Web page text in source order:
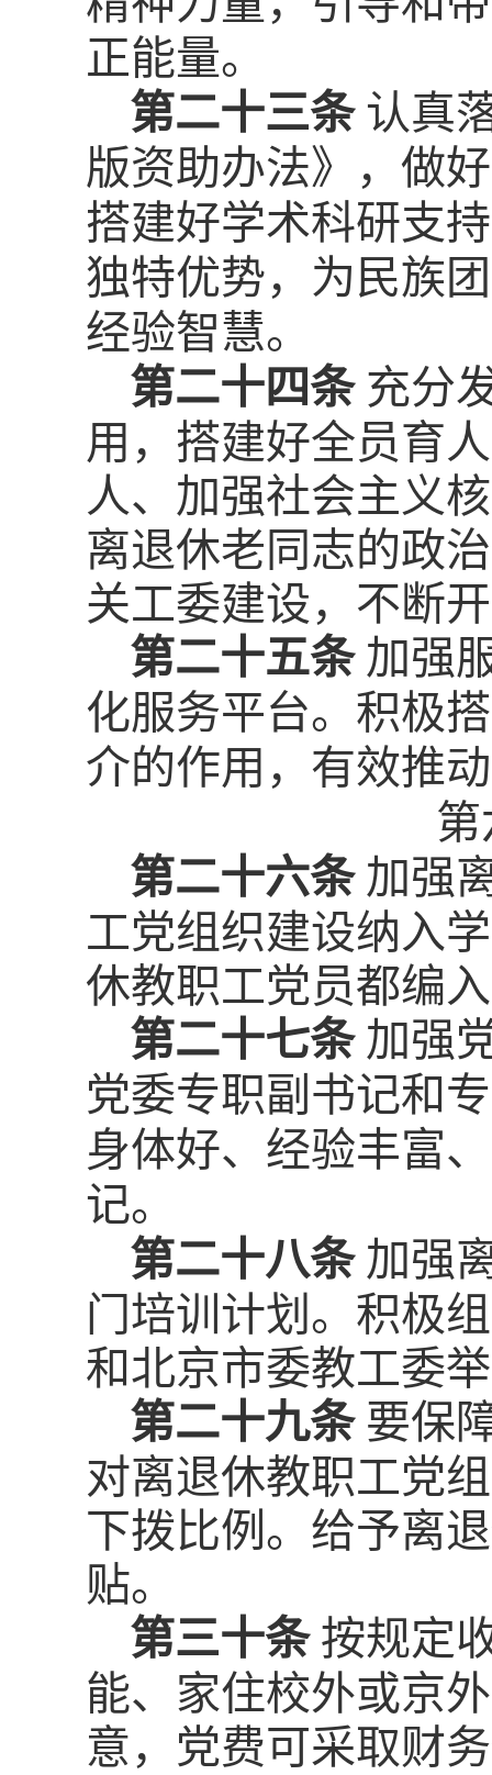
正能量。
第二十三条 认真
版资助办法》，做
搭建好学术科研支
独特优势，为民族
经验智慧。
第二十四条 充分
用，搭建好全员育
人、加强社会主义
离退休老同志的政
关工委建设，不断
第二十五条 加强
化服务平台。积极
介的作用，有效推
第二十六条 加强
工党组织建设纳入
休教职工党员都编
第二十七条 加强
党委专职副书记和
身体好、经验丰富
记。
第二十八条 加强
门培训计划。积极
和北京市委教工委
第二十九条 要保
对离退休教职工党
下拨比例。给予离
贴。
第三十条 按规定
能、家住校外或京
意，党费可采取财